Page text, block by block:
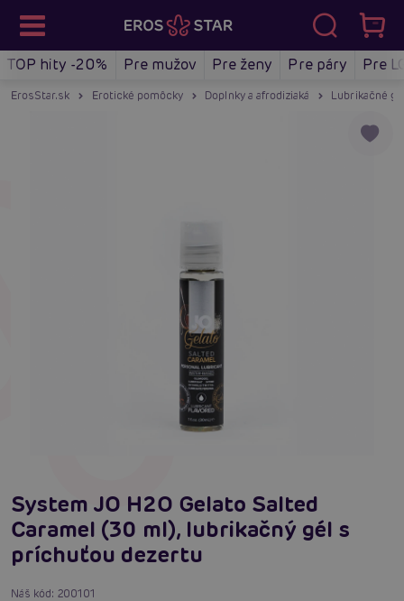
TOP hity -20% Pre mužov Pre ženy Pre páry Pre
ErosStar.sk Erotické pomôcky Doplnky a afrodiziaká Lubrikačné
System JO H2O Gelato Salted
Caramel (30 ml), lubrikačný gél s
príchuťou dezertu
Náš kód: 200101